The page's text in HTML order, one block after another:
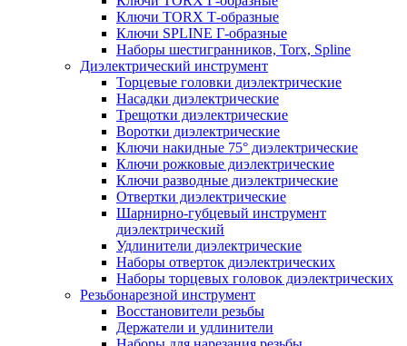
Ключи TORX Т-образные
Ключи SPLINE Г-образные
Наборы шестигранников, Torx, Spline
Диэлектрический инструмент
Торцевые головки диэлектрические
Насадки диэлектрические
Трещотки диэлектрические
Воротки диэлектрические
Ключи накидные 75° диэлектрические
Ключи рожковые диэлектрические
Ключи разводные диэлектрические
Отвертки диэлектрические
Шарнирно-губцевый инструмент
диэлектрический
Удлинители диэлектрические
Наборы отверток диэлектрических
Наборы торцевых головок диэлектрических
Резьбонарезной инструмент
Восстановители резьбы
Держатели и удлинители